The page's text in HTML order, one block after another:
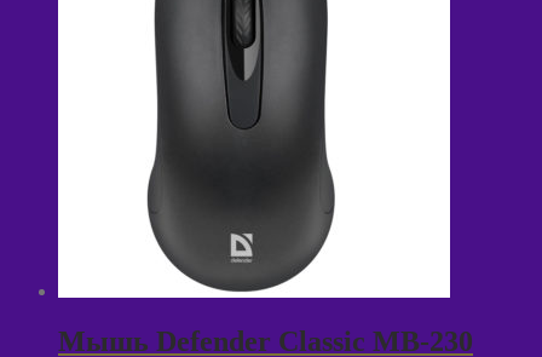
Мышь Defender Classic MB-230